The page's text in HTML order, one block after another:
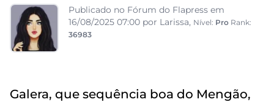
Publicado no Fórum do Flapress em
16/08/2025 07:00 por Larissa, Nível: Pro Rank:
36983
Galera, que sequência boa do Mengão,